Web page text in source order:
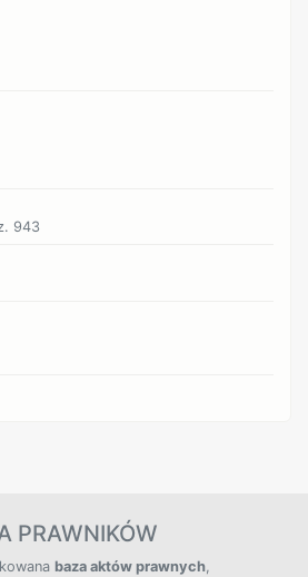
943
PRAWNIKÓW
baza aktów prawnych,